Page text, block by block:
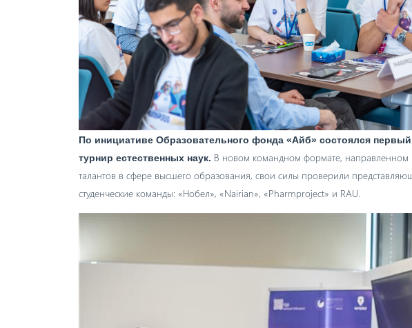
По инициативе Образовательного фонда «Айб» состоялся первый
турнир естественных наук. В новом командном формате,
талантов в сфере высшего образования, свои силы проверили
студенческие команды: «Нобел», «Nairian», «Pharmproject» и RAU.